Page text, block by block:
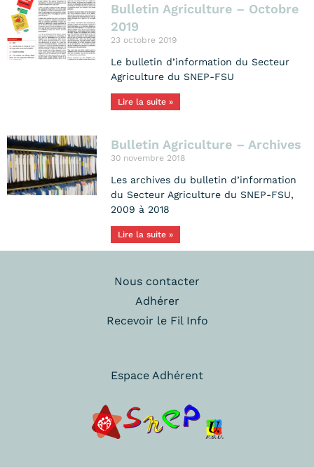
Bulletin Agriculture – Octobre
2019
23 octobre 2019
Le bulletin d’information du Secteur
Agriculture du SNEP-FSU
Lire la suite »
Bulletin Agriculture – Archives
30 novembre 2018
Les archives du bulletin d’information
du Secteur Agriculture du SNEP-FSU,
2009 à 2018
Lire la suite »
Nous contacter
Adhérer
Recevoir le Fil Info
Espace Adhérent